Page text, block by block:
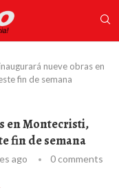
nueve obras en
fin de semana
en Montecristi,
fin de semana
ago 0 comments